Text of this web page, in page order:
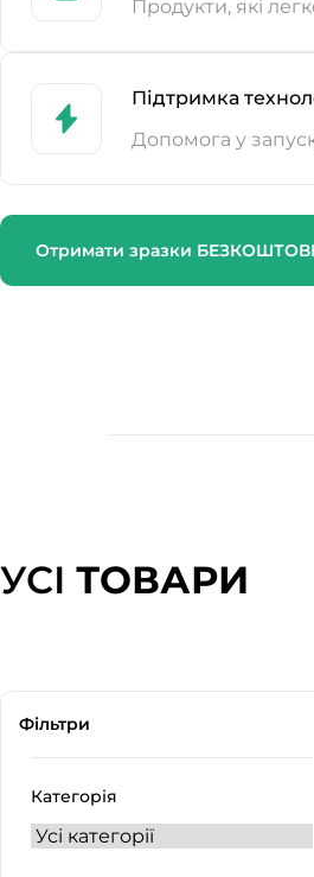
Продукти, які
Підтримка
Допомога у
Отримати зразки
УСІ ТОВАРИ
Фільтри
Категорія